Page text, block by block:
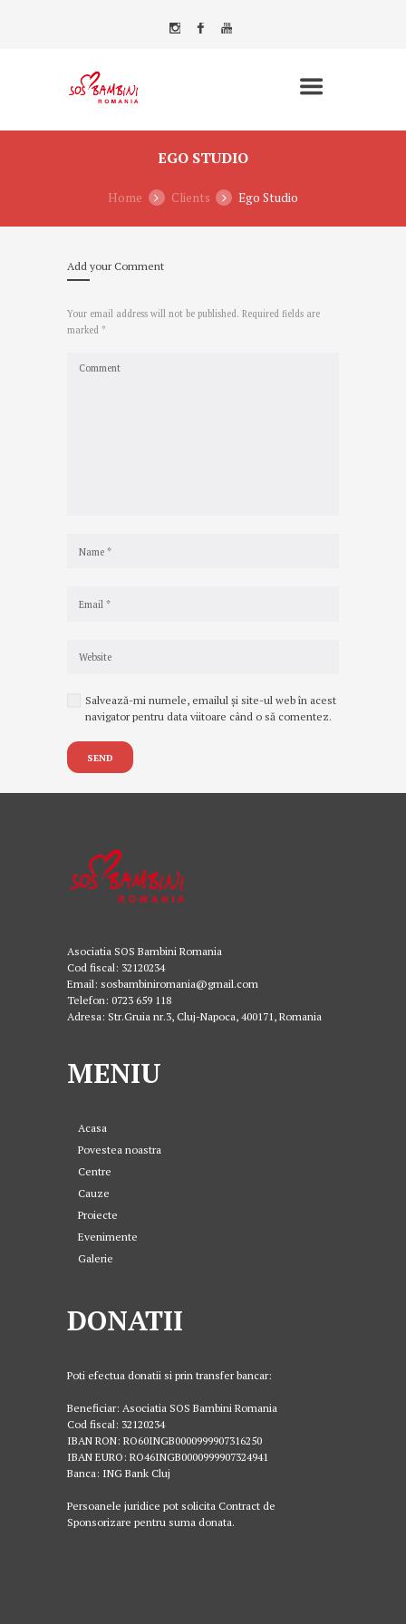
EGO STUDIO
Home Clients Ego Studio
Add your Comment
Your email address will not be published. Required fields are
marked *
Salvează-mi numele, emailul și site-ul web în acest
navigator pentru data viitoare când o să comentez.
Asociatia SOS Bambini Romania
Cod fiscal: 32120234
Email: sosbambiniromania@gmail.com
Telefon: 0723 659 118
Adresa: Str.Gruia nr.3, Cluj-Napoca, 400171, Romania
MENIU
Acasa
Povestea noastra
Centre
Cauze
Proiecte
Evenimente
Galerie
DONATII
Poti efectua donatii si prin transfer bancar:
Beneficiar: Asociatia SOS Bambini Romania
Cod fiscal: 32120234
IBAN RON: RO60INGB0000999907316250
IBAN EURO: RO46INGB0000999907324941
Banca: ING Bank Cluj
Persoanele juridice pot solicita Contract de
Sponsorizare pentru suma donata.